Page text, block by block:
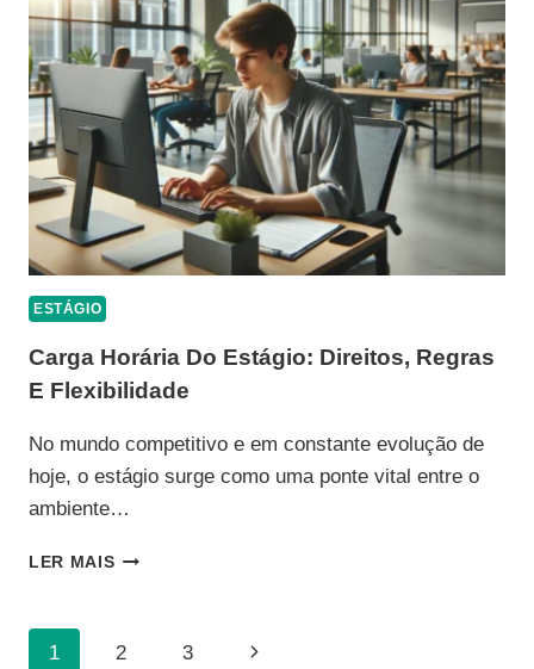
PARA
ESTUDANTES
E
EMPREGADORES
ESTÁGIO
Carga Horária Do Estágio: Direitos, Regras
E Flexibilidade
No mundo competitivo e em constante evolução de
hoje, o estágio surge como uma ponte vital entre o
ambiente…
LER MAISCARGA
DIREITOS,
Navegação
1 2 3
Página